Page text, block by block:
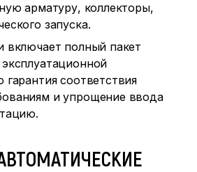
арматуру, коллекторы,
запуска.
включает полный пакет
соответствия
и упрощение ввода